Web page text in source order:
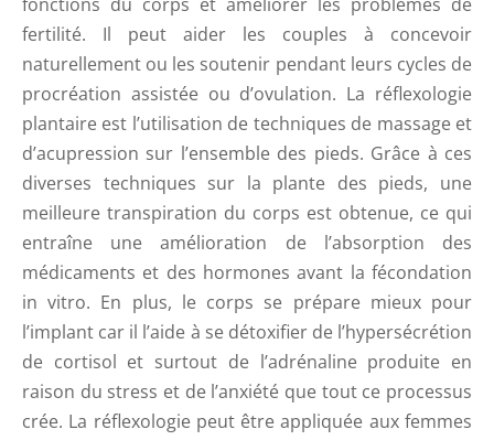
fertilité. Il peut aider les couples à concevoir
naturellement ou les soutenir pendant leurs cycles de
procréation assistée ou d’ovulation. La réflexologie
plantaire est l’utilisation de techniques de massage et
d’acupression sur l’ensemble des pieds. Grâce à ces
diverses techniques sur la plante des pieds, une
meilleure transpiration du corps est obtenue, ce qui
entraîne une amélioration de l’absorption des
médicaments et des hormones avant la fécondation
in vitro. En plus, le corps se prépare mieux pour
l’implant car il l’aide à se détoxifier de l’hypersécrétion
de cortisol et surtout de l’adrénaline produite en
raison du stress et de l’anxiété que tout ce processus
crée. La réflexologie peut être appliquée aux femmes